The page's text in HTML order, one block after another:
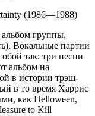
(1986—1988)
группы,
Вокальные партии
так: три песни
альбом на
в истории трэш-
в то время Харрис
как Helloween,
to Kill